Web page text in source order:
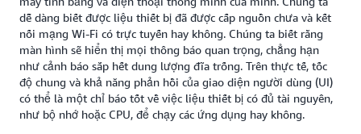
dễ dàng biết được liệu thiết bị đã được cấp nguồn chưa và kết
nối mạng Wi-Fi có trực tuyến hay không. Chúng ta biết rằng
màn hình sẽ hiển thị mọi thông báo quan trọng, chẳng hạn
như cảnh báo sắp hết dung lượng đĩa trống. Trên thực tế, tốc
độ chung và khả năng phản hồi của giao diện người dùng (UI)
có thể là một chỉ báo tốt về việc liệu thiết bị có đủ tài nguyên,
như bộ nhớ hoặc CPU, để chạy các ứng dụng hay không.